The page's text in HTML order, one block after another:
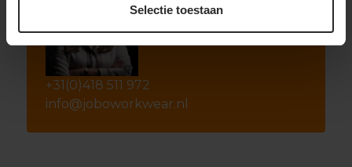
Selectie toestaan
+31(0)418 511 972
info@joboworkwear.nl